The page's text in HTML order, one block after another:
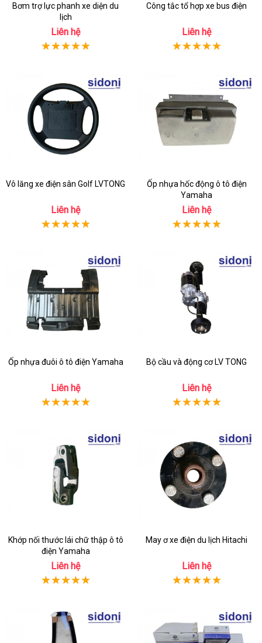
Bơm trợ lực phanh xe diện du
lịch
Liên hệ
Công tắc tổ hợp xe bus điện
Liên hệ
Vô lăng xe điện sân Golf LVTONG
Liên hệ
Ốp nhựa hốc động ô tô điện
Yamaha
Liên hệ
Ốp nhựa đuôi ô tô điện Yamaha
Liên hệ
Bộ cầu và động cơ LV TONG
Liên hệ
Khớp nối thước lái chữ thập ô tô
điện Yamaha
Liên hệ
May ơ xe điện du lịch Hitachi
Liên hệ